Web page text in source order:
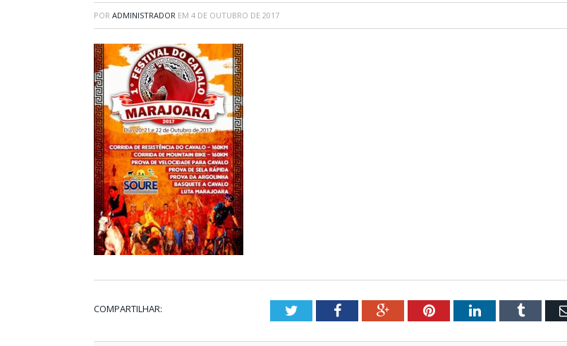
POR ADMINISTRADOR EM 4 DE OUTUBRO DE 2017
COMPARTILHAR: TwitterFacebookGoogle+PinterestLinkedInTumblr